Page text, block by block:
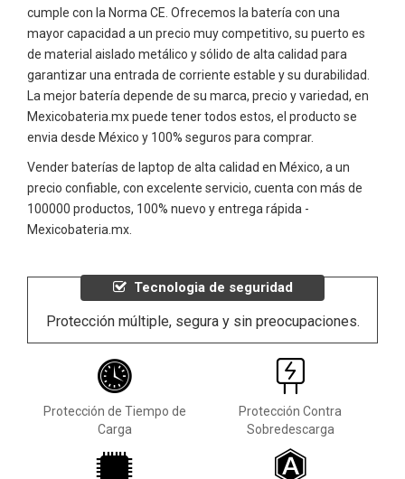
cumple con la Norma CE. Ofrecemos la batería con una
mayor capacidad a un precio muy competitivo, su puerto es
de material aislado metálico y sólido de alta calidad para
garantizar una entrada de corriente estable y su durabilidad.
La mejor batería depende de su marca, precio y variedad, en
Mexicobateria.mx puede tener todos estos, el producto se
envia desde México y 100% seguros para comprar.
Vender baterías de laptop de alta calidad en México, a un
precio confiable, con excelente servicio, cuenta con más de
100000 productos, 100% nuevo y entrega rápida -
Mexicobateria.mx.
Tecnologia de seguridad
Protección múltiple, segura y sin preocupaciones.
Protección de Tiempo de
Carga
Protección Contra
Sobredescarga